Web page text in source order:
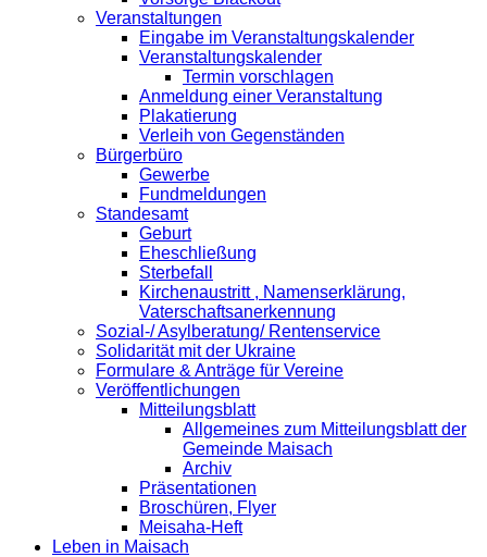
Veranstaltungen
Eingabe im Veranstaltungskalender
Veranstaltungskalender
Termin vorschlagen
Anmeldung einer Veranstaltung
Plakatierung
Verleih von Gegenständen
Bürgerbüro
Gewerbe
Fundmeldungen
Standesamt
Geburt
Eheschließung
Sterbefall
Kirchenaustritt , Namenserklärung,
Vaterschaftsanerkennung
Sozial-/ Asylberatung/ Rentenservice
Solidarität mit der Ukraine
Formulare & Anträge für Vereine
Veröffentlichungen
Mitteilungsblatt
Allgemeines zum Mitteilungsblatt der
Gemeinde Maisach
Archiv
Präsentationen
Broschüren, Flyer
Meisaha-Heft
Leben in Maisach